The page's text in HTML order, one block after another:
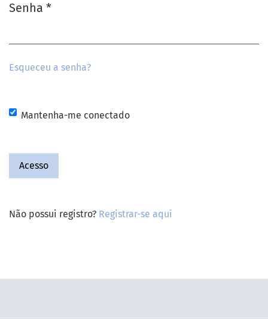
Senha *
Esqueceu a senha?
Mantenha-me conectado
Acesso
Não possui registro? Registrar-se aqui